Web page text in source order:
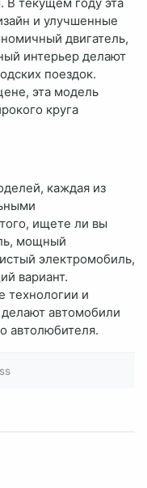
и улучшенные
двигатель,
интерьер делают
поездок.
эта модель
круга
каждая из
ищете ли вы
мощный
электромобиль,
вариант.
технологии и
автомобили
автолюбителя.